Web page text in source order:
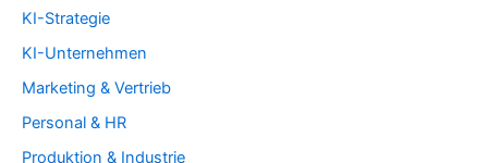
KI-Strategie
KI-Unternehmen
Marketing & Vertrieb
Personal & HR
Produktion & Industrie